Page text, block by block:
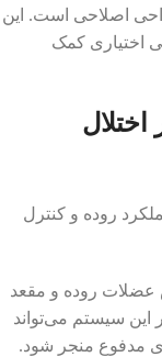
اصلاحی است. این
اختیاری کمک
روده و مقعد
این سیستم می‌تواند
مدفوع منجر شود.